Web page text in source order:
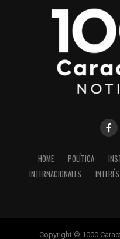
HOME POLÍTICA
INTERNACIONALES
INTERÉS
Copyright © 1000